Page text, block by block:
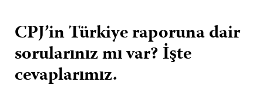
CPJ’in Türkiye raporuna dair
sorularınız mı var? İşte
cevaplarımız.